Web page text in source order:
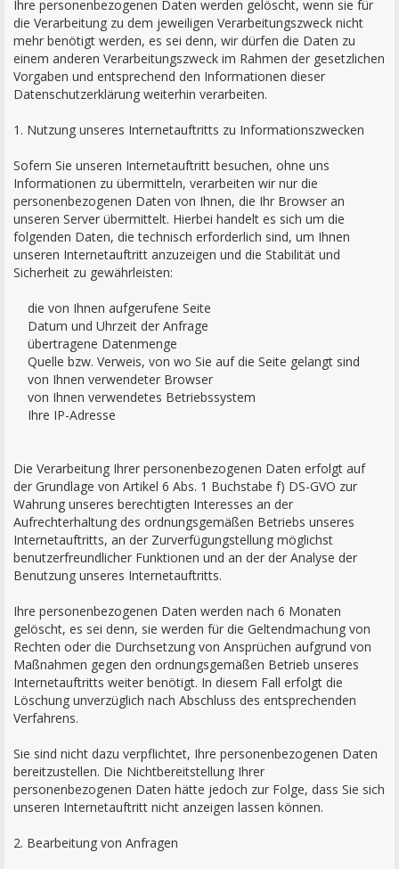
Ihre personenbezogenen Daten werden gelöscht, wenn sie für
die Verarbeitung zu dem jeweiligen Verarbeitungszweck nicht
mehr benötigt werden, es sei denn, wir dürfen die Daten zu
einem anderen Verarbeitungszweck im Rahmen der gesetzlichen
Vorgaben und entsprechend den Informationen dieser
Datenschutzerklärung weiterhin verarbeiten.
1. Nutzung unseres Internetauftritts zu Informationszwecken
Sofern Sie unseren Internetauftritt besuchen, ohne uns
Informationen zu übermitteln, verarbeiten wir nur die
personenbezogenen Daten von Ihnen, die Ihr Browser an
unseren Server übermittelt. Hierbei handelt es sich um die
folgenden Daten, die technisch erforderlich sind, um Ihnen
unseren Internetauftritt anzuzeigen und die Stabilität und
Sicherheit zu gewährleisten:
die von Ihnen aufgerufene Seite
Datum und Uhrzeit der Anfrage
übertragene Datenmenge
Quelle bzw. Verweis, von wo Sie auf die Seite gelangt sind
von Ihnen verwendeter Browser
von Ihnen verwendetes Betriebssystem
Ihre IP-Adresse
Die Verarbeitung Ihrer personenbezogenen Daten erfolgt auf
der Grundlage von Artikel 6 Abs. 1 Buchstabe f) DS-GVO zur
Wahrung unseres berechtigten Interesses an der
Aufrechterhaltung des ordnungsgemäßen Betriebs unseres
Internetauftritts, an der Zurverfügungstellung möglichst
benutzerfreundlicher Funktionen und an der der Analyse der
Benutzung unseres Internetauftritts.
Ihre personenbezogenen Daten werden nach 6 Monaten
gelöscht, es sei denn, sie werden für die Geltendmachung von
Rechten oder die Durchsetzung von Ansprüchen aufgrund von
Maßnahmen gegen den ordnungsgemäßen Betrieb unseres
Internetauftritts weiter benötigt. In diesem Fall erfolgt die
Löschung unverzüglich nach Abschluss des entsprechenden
Verfahrens.
Sie sind nicht dazu verpflichtet, Ihre personenbezogenen Daten
bereitzustellen. Die Nichtbereitstellung Ihrer
personenbezogenen Daten hätte jedoch zur Folge, dass Sie sich
unseren Internetauftritt nicht anzeigen lassen können.
2. Bearbeitung von Anfragen